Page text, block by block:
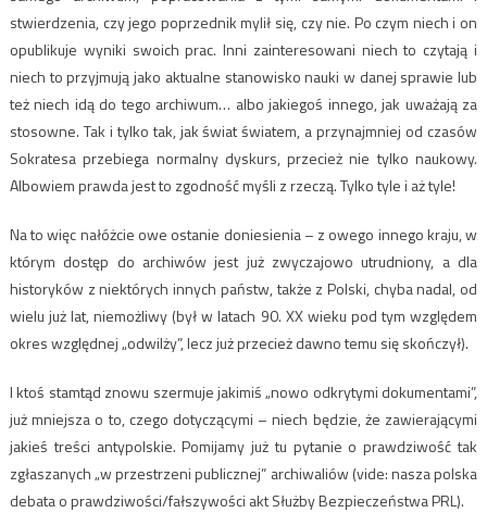
stwierdzenia, czy jego poprzednik mylił się, czy nie. Po czym niech i on
opublikuje wyniki swoich prac. Inni zainteresowani niech to czytają i
niech to przyjmują jako aktualne stanowisko nauki w danej sprawie lub
też niech idą do tego archiwum… albo jakiegoś innego, jak uważają za
stosowne. Tak i tylko tak, jak świat światem, a przynajmniej od czasów
Sokratesa przebiega normalny dyskurs, przecież nie tylko naukowy.
Albowiem prawda jest to zgodność myśli z rzeczą. Tylko tyle i aż tyle!
Na to więc nałóżcie owe ostanie doniesienia – z owego innego kraju, w
którym dostęp do archiwów jest już zwyczajowo utrudniony, a dla
historyków z niektórych innych państw, także z Polski, chyba nadal, od
wielu już lat, niemożliwy (był w latach 90. XX wieku pod tym względem
okres względnej „odwilży”, lecz już przecież dawno temu się skończył).
I ktoś stamtąd znowu szermuje jakimiś „nowo odkrytymi dokumentami”,
już mniejsza o to, czego dotyczącymi – niech będzie, że zawierającymi
jakieś treści antypolskie. Pomijamy już tu pytanie o prawdziwość tak
zgłaszanych „w przestrzeni publicznej” archiwaliów (vide: nasza polska
debata o prawdziwości/fałszywości akt Służby Bezpieczeństwa PRL).